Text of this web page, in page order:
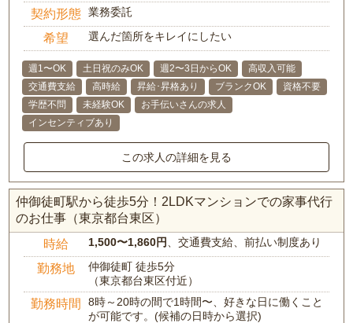
契約形態 業務委託
希望 選んだ箇所をキレイにしたい
週1〜OK 土日祝のみOK 週2〜3日からOK
高収入可能
交通費支給
高時給 昇給･昇格あり ブランクOK
資格不要
学歴不問
未経験OK
お手伝いさんの求人
インセンティブあり
この求人の詳細を見る
仲御徒町駅から徒歩5分！2LDKマンションでの家事代行
のお仕事（東京都台東区）
時給 1,500〜1,860円 、交通費支給、前払い制度あり
勤務地
仲御徒町 徒歩5分
（東京都台東区付近）
勤務時間
8時～20時の間で1時間〜、好きな日に働くこと
が可能です。(候補の日時から選択)